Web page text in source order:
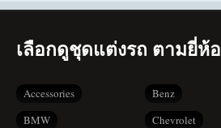
เลือกดูชุดแต่งรถ ตามยี่ห้อ
Accessories
Benz
BMW
Chevrolet